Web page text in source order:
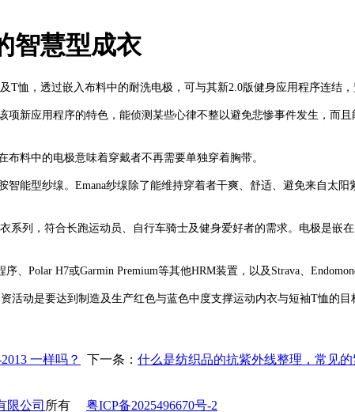
智慧型成衣
T恤，透过嵌入布料中的耐洗电极，可与其新2.0版健身应用程序连
新应用程序的特色，能侦测某些心律不整以避免悲惨事件发生，而
布料中的电极意味着穿戴者不再需要单独穿着胸带。
能型纱缐。Emana纱缐除了能维持穿着者干爽、舒适、避免来自太
系列，符合长跑运动员、自行车骑士及健身爱好者的需求。电极是嵌
、Polar H7或Garmin Premium等其他HRM装置，以及Strava、
动是要达到制造及生产红色与蓝色中度支撑运动内衣与短袖T恤的目
一样吗？ 下一条： 什么是纺织品的抗紫外线整理，常见
限公司 所有 粤ICP备2025496670号-2